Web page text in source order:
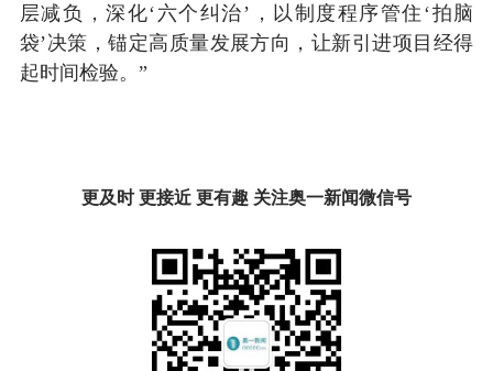
层减负，深化‘六个纠治’，以制度程序管住‘拍脑
袋’决策，锚定高质量发展方向，让新引进项目经得
起时间检验。”
更及时 更接近 更有趣 关注奥一新闻微信号